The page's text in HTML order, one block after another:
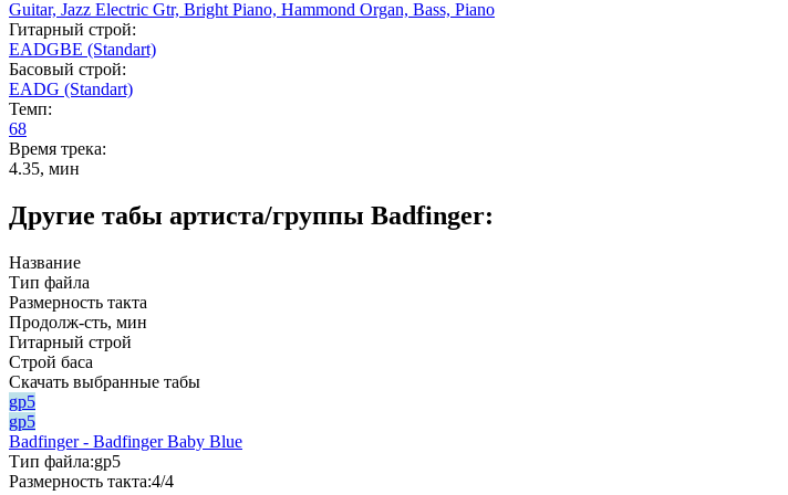
Guitar, Jazz Electric Gtr, Bright Piano, Hammond Organ, Bass, Piano
Гитарный строй:
EADGBE (Standart)
Басовый строй:
EADG (Standart)
Темп:
68
Время трека:
4.35, мин
Другие табы артиста/группы Badfinger:
Название
Тип файла
Размерность такта
Продолж-сть, мин
Гитарный строй
Строй баса
Скачать выбранные табы
gp5
gp5
Badfinger - Badfinger Baby Blue
Тип файла:gp5
Размерность такта:4/4